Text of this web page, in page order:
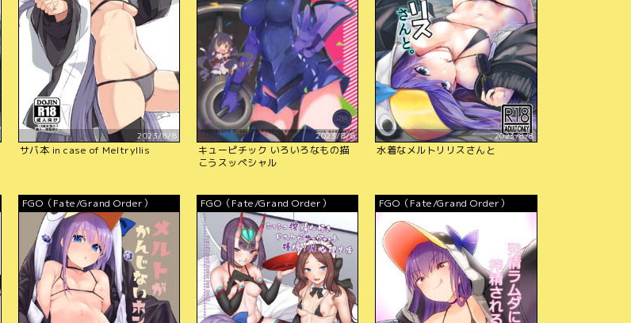
2023/8/8
サバ本 in case of Meltryllis
2023/8/8
キューピチック いろいろなもの描
こうスッペシャル
2023/8/8
水着なメルトリリスさんと
FGO（Fate/Grand Order） FGO（Fate/Grand Order） FGO（Fate/Grand Order）